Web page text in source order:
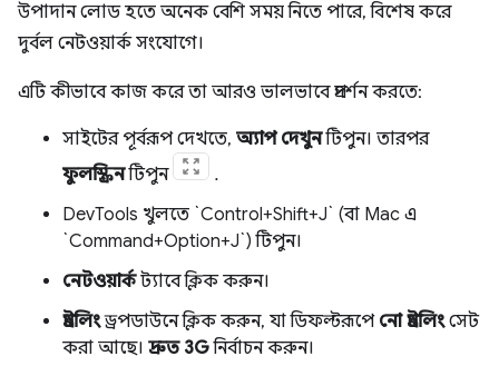
উপাদান লোড হতে অনেক বেশি সময় নিতে পারে, বিশেষ করে
দুর্বল নেটওয়ার্ক সংযোগে।
এটি কীভাবে কাজ করে তা আরও ভালভাবে প্রদর্শন করতে:
সাইটের পূর্বরূপ দেখতে, অ্যাপ দেখুনটিপুন। তারপর
ফুলস্ক্রিনটিপুন
.
DevTools খুলতে `Control+Shift+J` (বা Mac এ
`Command+Option+J`) টিপুন।
নেটওয়ার্কট্যাবে ক্লিক করুন।
থ্রটলিংড্রপডাউনে ক্লিক করুন, যা ডিফল্টরূপে নো থ্রটলিংসেট
করা আছে। দ্রুত 3Gনির্বাচন করুন।